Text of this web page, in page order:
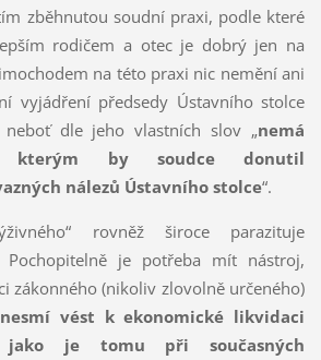
zběhnutou soudní praxi, podle které
rodičem a otec je dobrý jen na
na této praxi nic nemění ani
vyjádření předsedy Ústavního stolce
neboť dle jeho vlastních slov „nemá
kterým by soudce donutil
nálezů Ústavního stolce“.
rovněž široce parazituje
Pochopitelně je potřeba mít nástroj,
zákonného (nikoliv zlovolně určeného)
vést k ekonomické likvidaci
jako je tomu při současných